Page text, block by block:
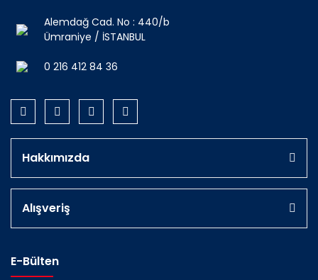
Alemdağ Cad. No : 440/b
Ümraniye / İSTANBUL
0 216 412 84 36
Hakkımızda
Alışveriş
E-Bülten